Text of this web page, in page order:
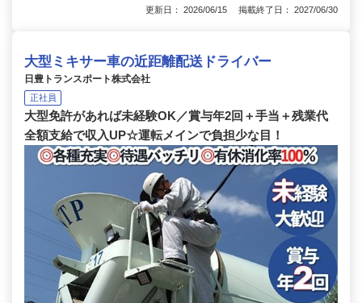
更新日： 2026/06/15 掲載終了日： 2027/06/30
大型ミキサー車の近距離配送ドライバー
日豊トランスポート株式会社
正社員
大型免許があれば未経験OK／賞与年2回＋手当＋残業代
全額支給で収入UP☆運転メインで負担少な目！